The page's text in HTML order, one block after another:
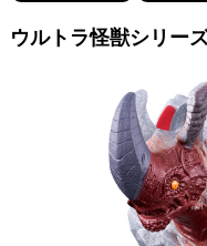
ウルトラ怪獣シリー